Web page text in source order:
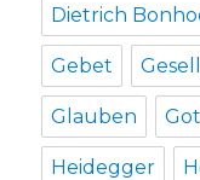
Dietrich
Gebet
Glauben
Heidegger